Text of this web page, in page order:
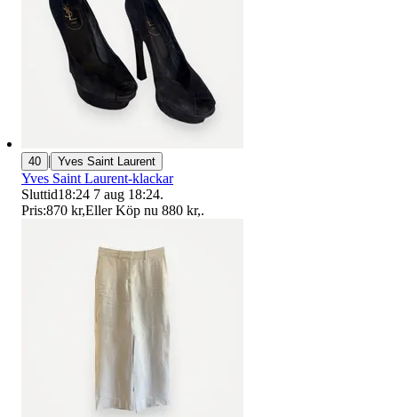
40 | Yves Saint Laurent
Yves Saint Laurent-klackar
Sluttid18:24 7 aug 18:24.
Pris:870 kr,Eller Köp nu 880 kr,.